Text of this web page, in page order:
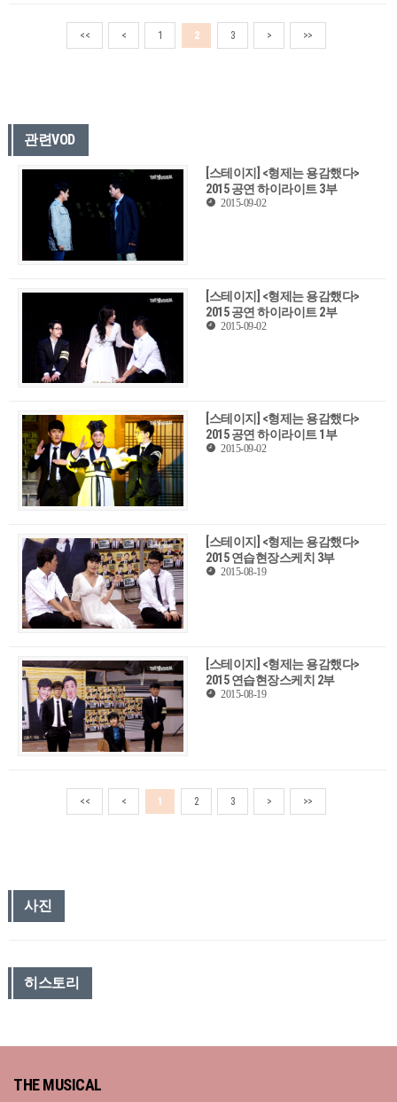
<< < 1 2 3 > >>
관련VOD
[스테이지] <형제는 용감했다>
2015 공연 하이라이트 3부
2015-09-02
[스테이지] <형제는 용감했다>
2015 공연 하이라이트 2부
2015-09-02
[스테이지] <형제는 용감했다>
2015 공연 하이라이트 1부
2015-09-02
[스테이지] <형제는 용감했다>
2015 연습현장스케치 3부
2015-08-19
[스테이지] <형제는 용감했다>
2015 연습현장스케치 2부
2015-08-19
<< < 1 2 3 > >>
사진
히스토리
THE MUSICAL